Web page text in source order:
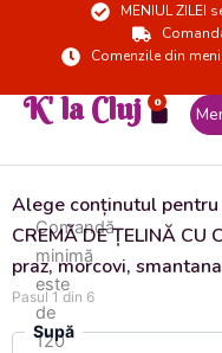
MENIUL ZILEI
Comenzile din
K' la Cluj 0
Cart
Comandă
minimă
este
de
120
Alege conținutul pentru
CREMĂ DE ȚELINĂ
praz, morcovi,
Pasul 1 din 6
Supă